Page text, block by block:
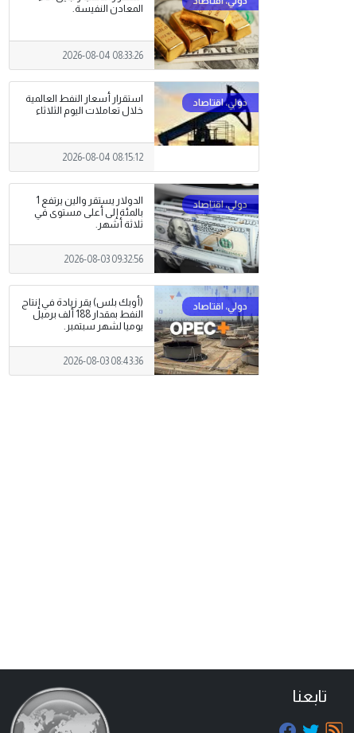
المعادن النفيسة.
2026-08-04 08:33:26
استقرار أسعار النفط العالمية
خلال تعاملات اليوم الثلاثاء
2026-08-04 08:15:12
الدولار يستقر والين يرتفع 1
بالمئة إلى أعلى مستوى في
ثلاثة أشهر.
2026-08-03 09:32:56
(أوبك بلس) يقر زيادة في إنتاج
النفط بمقدار 188 ألف برميل
يوميا لشهر سبتمبر.
2026-08-03 08:43:36
تابعنا